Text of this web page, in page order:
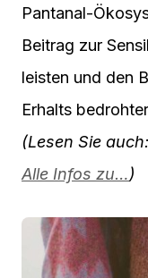
Pantanal-
Beitrag zur
leisten und den
Erhalts
(Lesen Sie auch:
Alle Infos zu…)